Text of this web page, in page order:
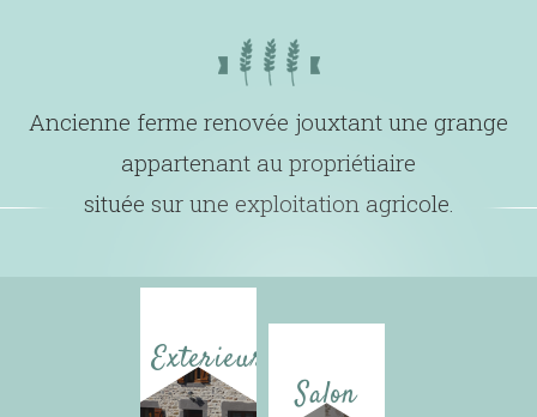
Ancienne ferme renovée jouxtant une grange
appartenant au propriétiaire
située sur une exploitation agricole.
Exterieur
Salon